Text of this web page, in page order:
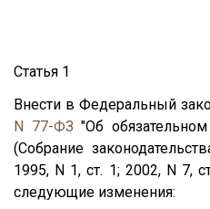
Статья 1
Внести в Федеральный
N 77-ФЗ "Об
(Собрание
1995, N 1, ст. 1; 2002, N 7,
следующие изменения: